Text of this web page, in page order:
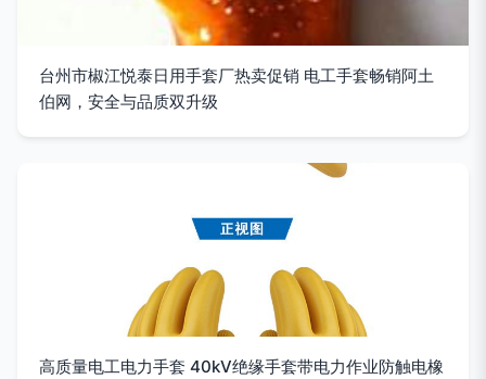
台州市椒江悦泰日用手套厂热卖促销 电工手套畅销阿土
伯网，安全与品质双升级
高质量电工电力手套 40kV绝缘手套带电力作业防触电橡